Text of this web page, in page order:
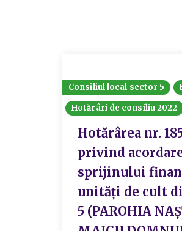
Consiliul local sector 5
Hotărâri de consiliu 2022
Hotărârea nr.
privind
sprijinului
unități de cult
5 (PAROHIA